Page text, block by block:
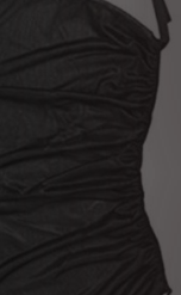
(las “Herramientas”)